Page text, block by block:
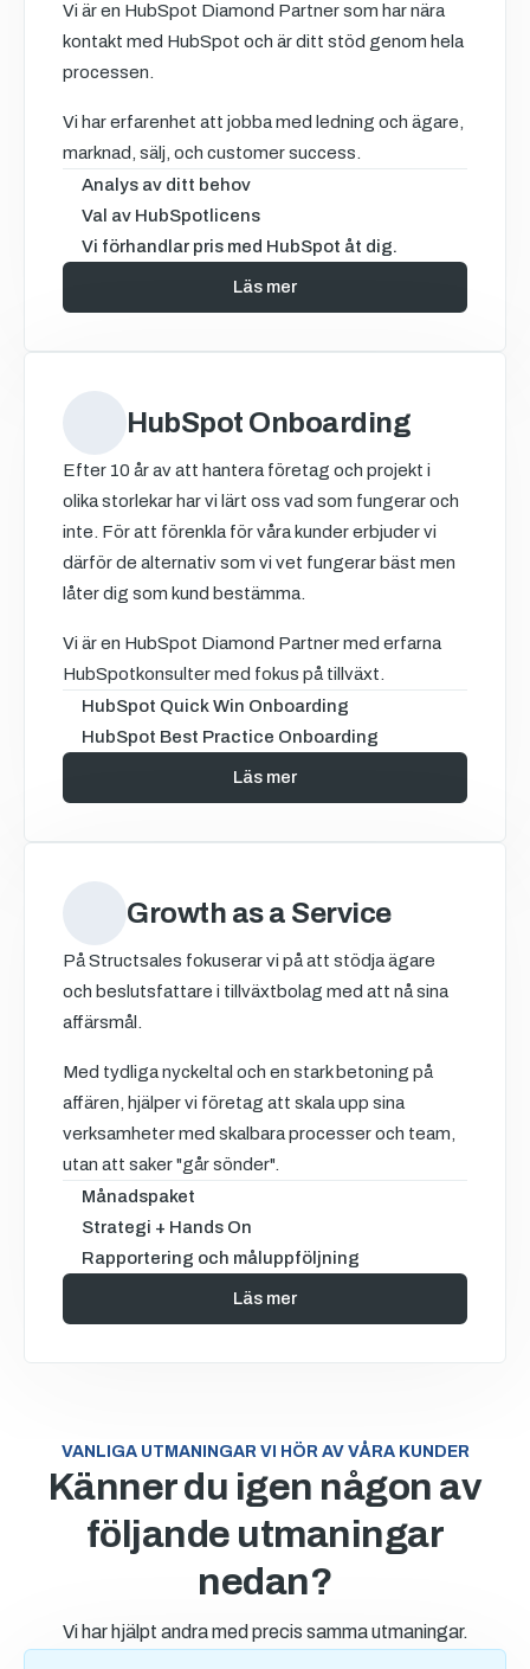
Vi är en HubSpot Diamond Partner som har nära
kontakt med HubSpot och är ditt stöd genom hela
processen.
Vi har erfarenhet att jobba med ledning och ägare,
marknad, sälj, och customer success.
Analys av ditt behov
Val av HubSpotlicens
Vi förhandlar pris med HubSpot åt dig.
Läs mer
HubSpot Onboarding
Efter 10 år av att hantera företag och projekt i
olika storlekar har vi lärt oss vad som fungerar och
inte. För att förenkla för våra kunder erbjuder vi
därför de alternativ som vi vet fungerar bäst men
låter dig som kund bestämma.
Vi är en HubSpot Diamond Partner med erfarna
HubSpotkonsulter med fokus på tillväxt.
HubSpot Quick Win Onboarding
HubSpot Best Practice Onboarding
Läs mer
Growth as a Service
På Structsales fokuserar vi på att stödja ägare
och beslutsfattare i tillväxtbolag med att nå sina
affärsmål.
Med tydliga nyckeltal och en stark betoning på
affären, hjälper vi företag att skala upp sina
verksamheter med skalbara processer och team,
utan att saker "går sönder".
Månadspaket
Strategi + Hands On
Rapportering och måluppföljning
Läs mer
VANLIGA UTMANINGAR VI HÖR AV VÅRA KUNDER
Känner du igen någon av
följande utmaningar
nedan?
Vi har hjälpt andra med precis samma utmaningar.